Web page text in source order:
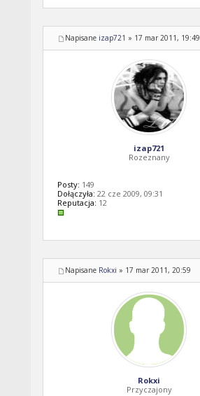
Napisane izap721 » 17 mar 2011, 19:49
izap721
Rozeznany
Posty: 149
Dołączyła: 22 cze 2009, 09:31
Reputacja: 12
Napisane Rokxi » 17 mar 2011, 20:59
Rokxi
Przyczajony